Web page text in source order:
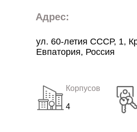
Адрес:
ул. 60-летия СССР, 1,
Евпатория, Россия
Корпусов
4